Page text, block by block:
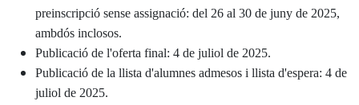
preinscripció sense assignació: del 26 al 30 de juny de 2025,
ambdós inclosos.
Publicació de l'oferta final: 4 de juliol de 2025.
Publicació de la llista d'alumnes admesos i llista d'espera: 4 de
juliol de 2025.